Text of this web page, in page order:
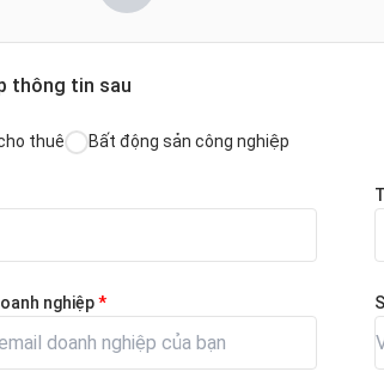
thông tin sau
thuê Bất động sản công nghiệp
nghiệp*